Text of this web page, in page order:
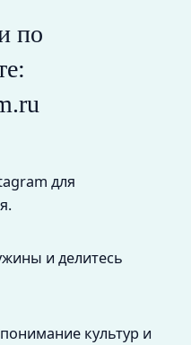
по
для
и делитесь
культур и